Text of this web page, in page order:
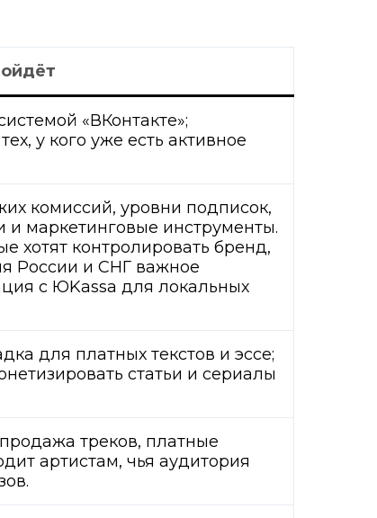
«ВКонтакте»;
у кого уже есть активное
комиссий, уровни подписок,
маркетинговые инструменты.
хотят контролировать бренд,
России и СНГ важное
с ЮKassa для локальных
для платных текстов и эссе;
статьи и сериалы
треков, платные
артистам, чья аудитория